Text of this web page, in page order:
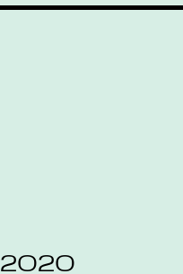
2020